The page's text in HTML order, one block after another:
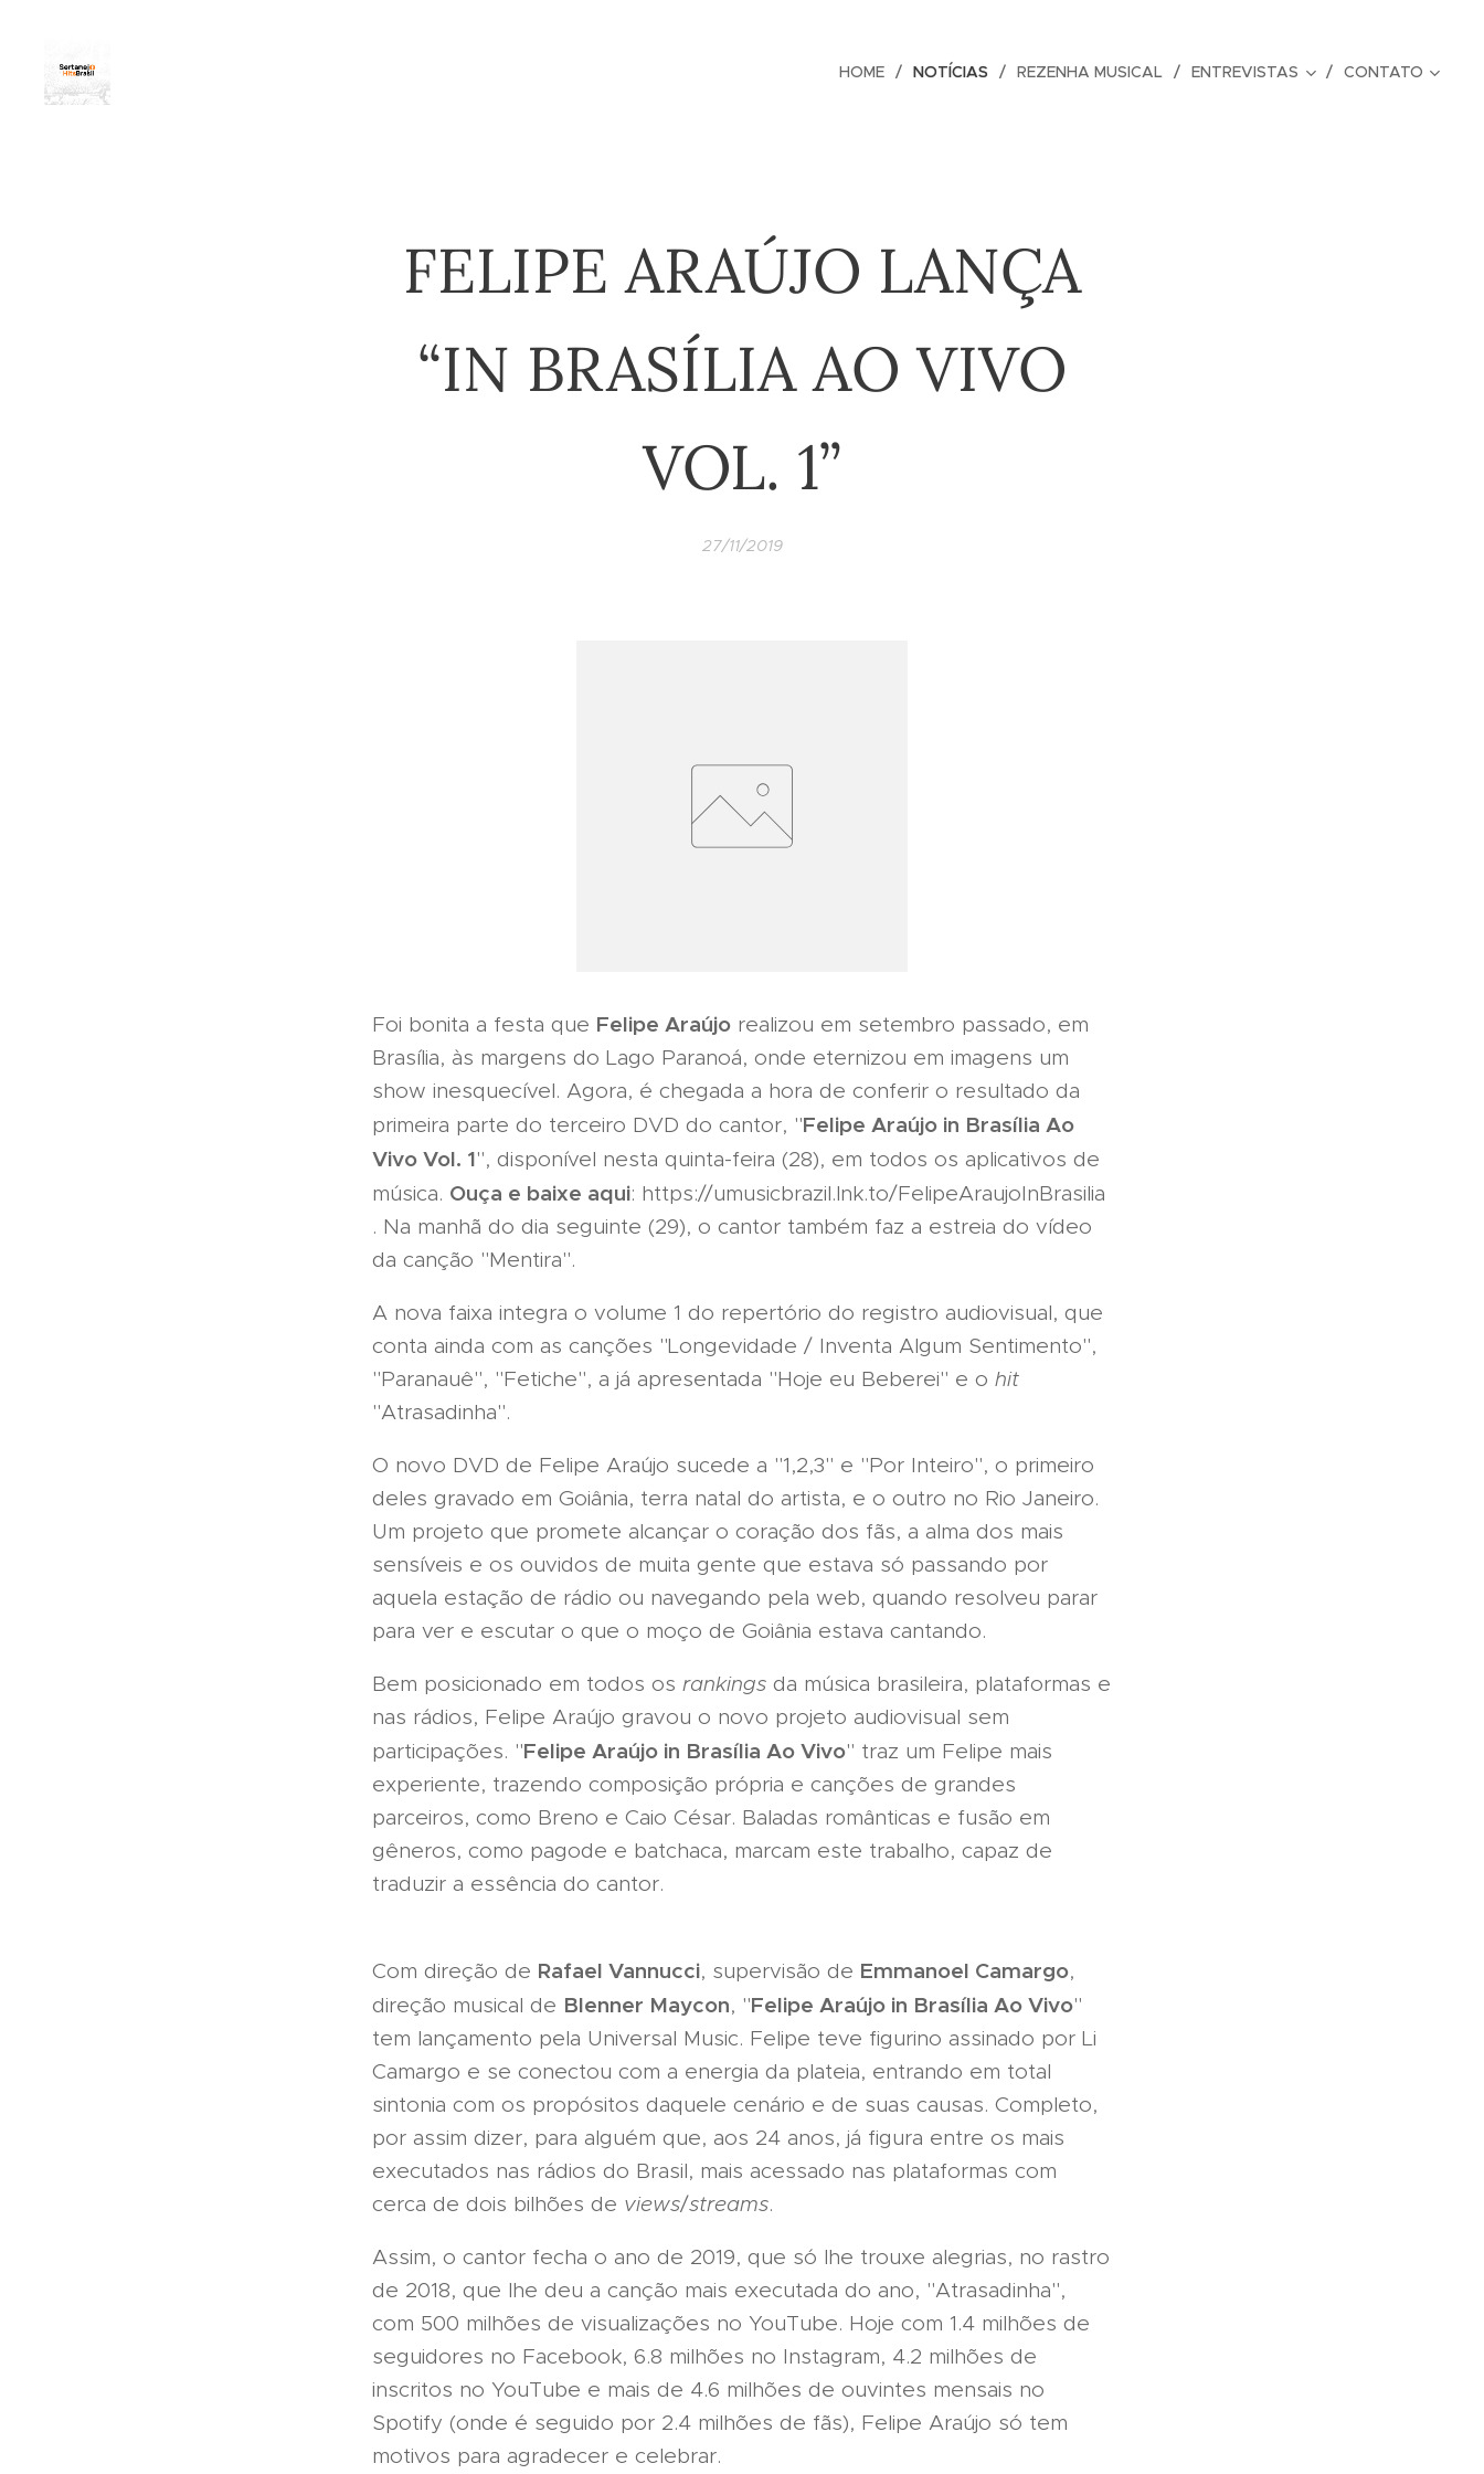
HOME NOTÍCIAS REZENHA MUSICAL ENTREVISTAS CONTATO
FELIPE ARAÚJO LANÇA
“IN BRASÍLIA AO VIVO
VOL. 1”
27/11/2019
Foi bonita a festa que Felipe Araújo realizou em setembro passado, em
Brasília, às margens do Lago Paranoá, onde eternizou em imagens um
show inesquecível. Agora, é chegada a hora de conferir o resultado da
primeira parte do terceiro DVD do cantor, "Felipe Araújo in Brasília Ao
Vivo Vol. 1", disponível nesta quinta-feira (28), em todos os aplicativos de
música. Ouça e baixe aqui: https://umusicbrazil.lnk.to/FelipeAraujoInBrasilia
. Na manhã do dia seguinte (29), o cantor também faz a estreia do vídeo
da canção "Mentira".
A nova faixa integra o volume 1 do repertório do registro audiovisual, que
conta ainda com as canções "Longevidade / Inventa Algum Sentimento",
"Paranauê", "Fetiche", a já apresentada "Hoje eu Beberei" e o hit
"Atrasadinha".
O novo DVD de Felipe Araújo sucede a "1,2,3" e "Por Inteiro", o primeiro
deles gravado em Goiânia, terra natal do artista, e o outro no Rio Janeiro.
Um projeto que promete alcançar o coração dos fãs, a alma dos mais
sensíveis e os ouvidos de muita gente que estava só passando por
aquela estação de rádio ou navegando pela web, quando resolveu parar
para ver e escutar o que o moço de Goiânia estava cantando.
Bem posicionado em todos os rankings da música brasileira, plataformas e
nas rádios, Felipe Araújo gravou o novo projeto audiovisual sem
participações. "Felipe Araújo in Brasília Ao Vivo" traz um Felipe mais
experiente, trazendo composição própria e canções de grandes
parceiros, como Breno e Caio César. Baladas românticas e fusão em
gêneros, como pagode e batchaca, marcam este trabalho, capaz de
traduzir a essência do cantor.
Com direção de Rafael Vannucci, supervisão de Emmanoel Camargo,
direção musical de Blenner Maycon, "Felipe Araújo in Brasília Ao Vivo"
tem lançamento pela Universal Music. Felipe teve figurino assinado por Li
Camargo e se conectou com a energia da plateia, entrando em total
sintonia com os propósitos daquele cenário e de suas causas. Completo,
por assim dizer, para alguém que, aos 24 anos, já figura entre os mais
executados nas rádios do Brasil, mais acessado nas plataformas com
cerca de dois bilhões de views/streams.
Assim, o cantor fecha o ano de 2019, que só lhe trouxe alegrias, no rastro
de 2018, que lhe deu a canção mais executada do ano, "Atrasadinha",
com 500 milhões de visualizações no YouTube. Hoje com 1.4 milhões de
seguidores no Facebook, 6.8 milhões no Instagram, 4.2 milhões de
inscritos no YouTube e mais de 4.6 milhões de ouvintes mensais no
Spotify (onde é seguido por 2.4 milhões de fãs), Felipe Araújo só tem
motivos para agradecer e celebrar.